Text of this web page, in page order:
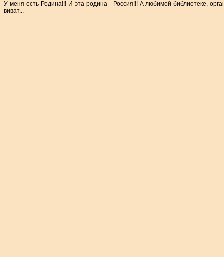
У меня есть Родина!!! И эта родина - Россия!!! А любимой библиотеке,
виват...